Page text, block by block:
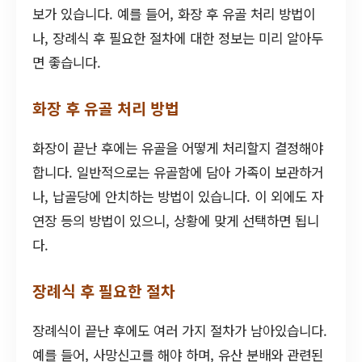
보가 있습니다. 예를 들어, 화장 후 유골 처리 방법이
나, 장례식 후 필요한 절차에 대한 정보는 미리 알아두
면 좋습니다.
화장 후 유골 처리 방법
화장이 끝난 후에는 유골을 어떻게 처리할지 결정해야
합니다. 일반적으로는 유골함에 담아 가족이 보관하거
나, 납골당에 안치하는 방법이 있습니다. 이 외에도 자
연장 등의 방법이 있으니, 상황에 맞게 선택하면 됩니
다.
장례식 후 필요한 절차
장례식이 끝난 후에도 여러 가지 절차가 남아있습니다.
예를 들어, 사망신고를 해야 하며, 유산 분배와 관련된